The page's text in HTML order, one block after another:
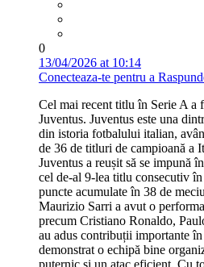
0
13/04/2026 at 10:14
Conecteaza-te pentru a
Cel mai recent titlu în Serie A a
Juventus. Juventus este una
din istoria fotbalului italian,
de 36 de titluri de campioană a
Juventus a reușit să se impună
cel de-al 9-lea titlu consecutiv
puncte acumulate în 38 de
Maurizio Sarri a avut o
precum Cristiano Ronaldo,
au adus contribuții importante
demonstrat o echipă bine